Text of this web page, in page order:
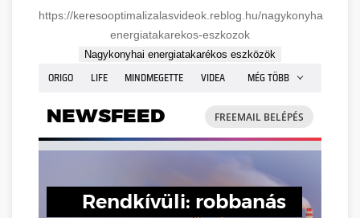
https://keresooptimalizalasvideok.reblog.hu/nagykonyhai-
energiatakarekos-eszkozok
Nagykonyhai energiatakarékos eszközök